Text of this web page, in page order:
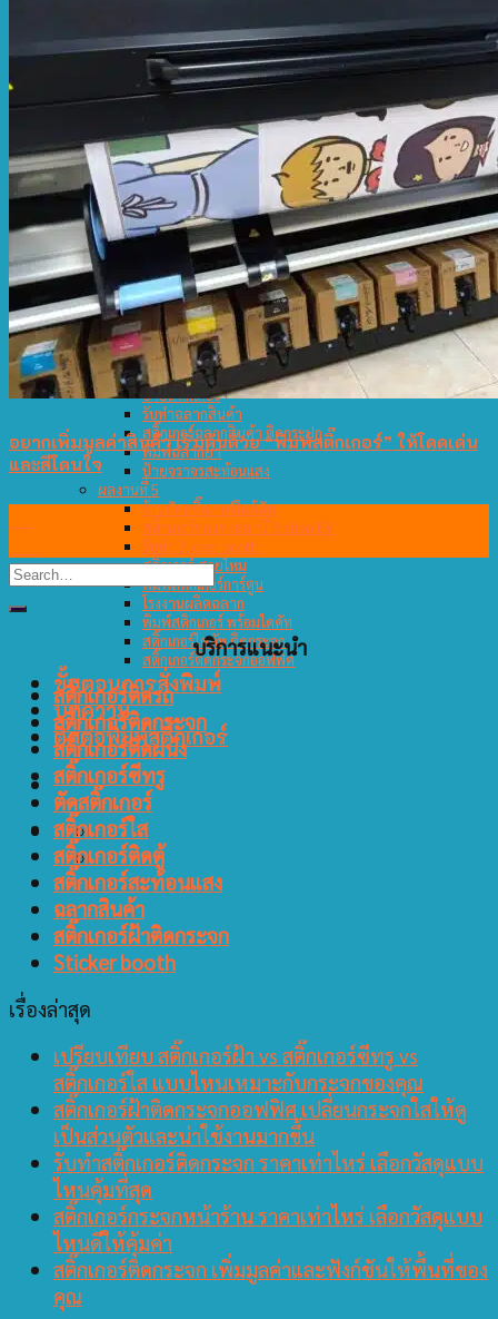
สติ๊กเกอร์ PVC
สติ๊กเกอร์โลโก้
ร้านพิมพ์สติ๊กเกอร์
ป้ายสูญญากาศ
ร้านทำสติ๊กเกอร์
พิมพ์สติ๊กเกอร์ติดกระจก
รับตัดสติ๊กเกอร์
สติ๊กเกอร์ไดคัท
สติ๊กเกอร์ไดคัท 100
พิมพ์สติ๊กเกอร์ด่วน
รับพิมพ์สติ๊กเกอร์
ช่างติดสติกเกอร์
ป้ายสติ๊กเกอร์ติดกระจกร้านกาแฟ
ผลงานที่ 4
ร้านปริ้นสติกเกอร์
ร้านตัดสติ๊กเกอร์
สติ๊กเกอร์สะท้อนแสง
โรงพิมพ์สติ๊กเกอร์
ป้ายสติ๊กเกอร์
รับทำฉลากสินค้า
สติ๊กเกอร์ฉลากสินค้า ติดกระปุก
พิมพ์ฉลากยา
ป้ายจราจรสะท้อนแสง
ผลงานที่ 5
ร้านตัดสติ๊กเกอร์ใกล้ฉัน
สติ๊กเกอร์ตกแต่งสถานี Station EV
รับทำ Sticker booth
สติ๊กเกอร์ สายไหม
พิมพ์สติ๊กเกอร์การ์ตูน
โรงงานผลิตฉลาก
พิมพ์สติกเกอร์ พร้อมไดคัท
สติ๊กเกอร์ไดคัท ติดกระจก
สติ๊กเกอร์ติดกระจกออฟฟิศ
ขั้นตอนการสั่งพิมพ์
บทความ
ติดต่อพิมพ์สติ๊กเกอร์
อยากเพิ่มมูลค่าสินค้า เริ่มต้นด้วย “พิมพ์สติ๊กเกอร์” ให้โดดเด่น
และสีโดนใจ
บริการแนะนำ
สติ๊กเกอร์ติดรถ
สติ๊กเกอร์ติดกระจก
สติ๊กเกอร์ติดผนัง
สติ๊กเกอร์ซีทรู
ตัดสติ๊กเกอร์
สติ๊กเกอร์ใส
สติ๊กเกอร์ติดตู้
สติ๊กเกอร์สะท้อนแสง
ฉลากสินค้า
สติ๊กเกอร์ฝ้าติดกระจก
Sticker booth
เรื่องล่าสุด
เปรียบเทียบ สติ๊กเกอร์ฝ้า vs สติ๊กเกอร์ซีทรู vs
สติ๊กเกอร์ใส แบบไหนเหมาะกับกระจกของคุณ
สติ๊กเกอร์ฝ้าติดกระจกออฟฟิศ เปลี่ยนกระจกใสให้ดู
เป็นส่วนตัวและน่าใช้งานมากขึ้น
รับทำสติ๊กเกอร์ติดกระจก ราคาเท่าไหร่ เลือกวัสดุแบบ
ไหนคุ้มที่สุด
สติ๊กเกอร์กระจกหน้าร้าน ราคาเท่าไหร่ เลือกวัสดุแบบ
ไหนดีให้คุ้มค่า
สติ๊กเกอร์ติดกระจก เพิ่มมูลค่าและฟังก์ชันให้พื้นที่ของ
คุณ